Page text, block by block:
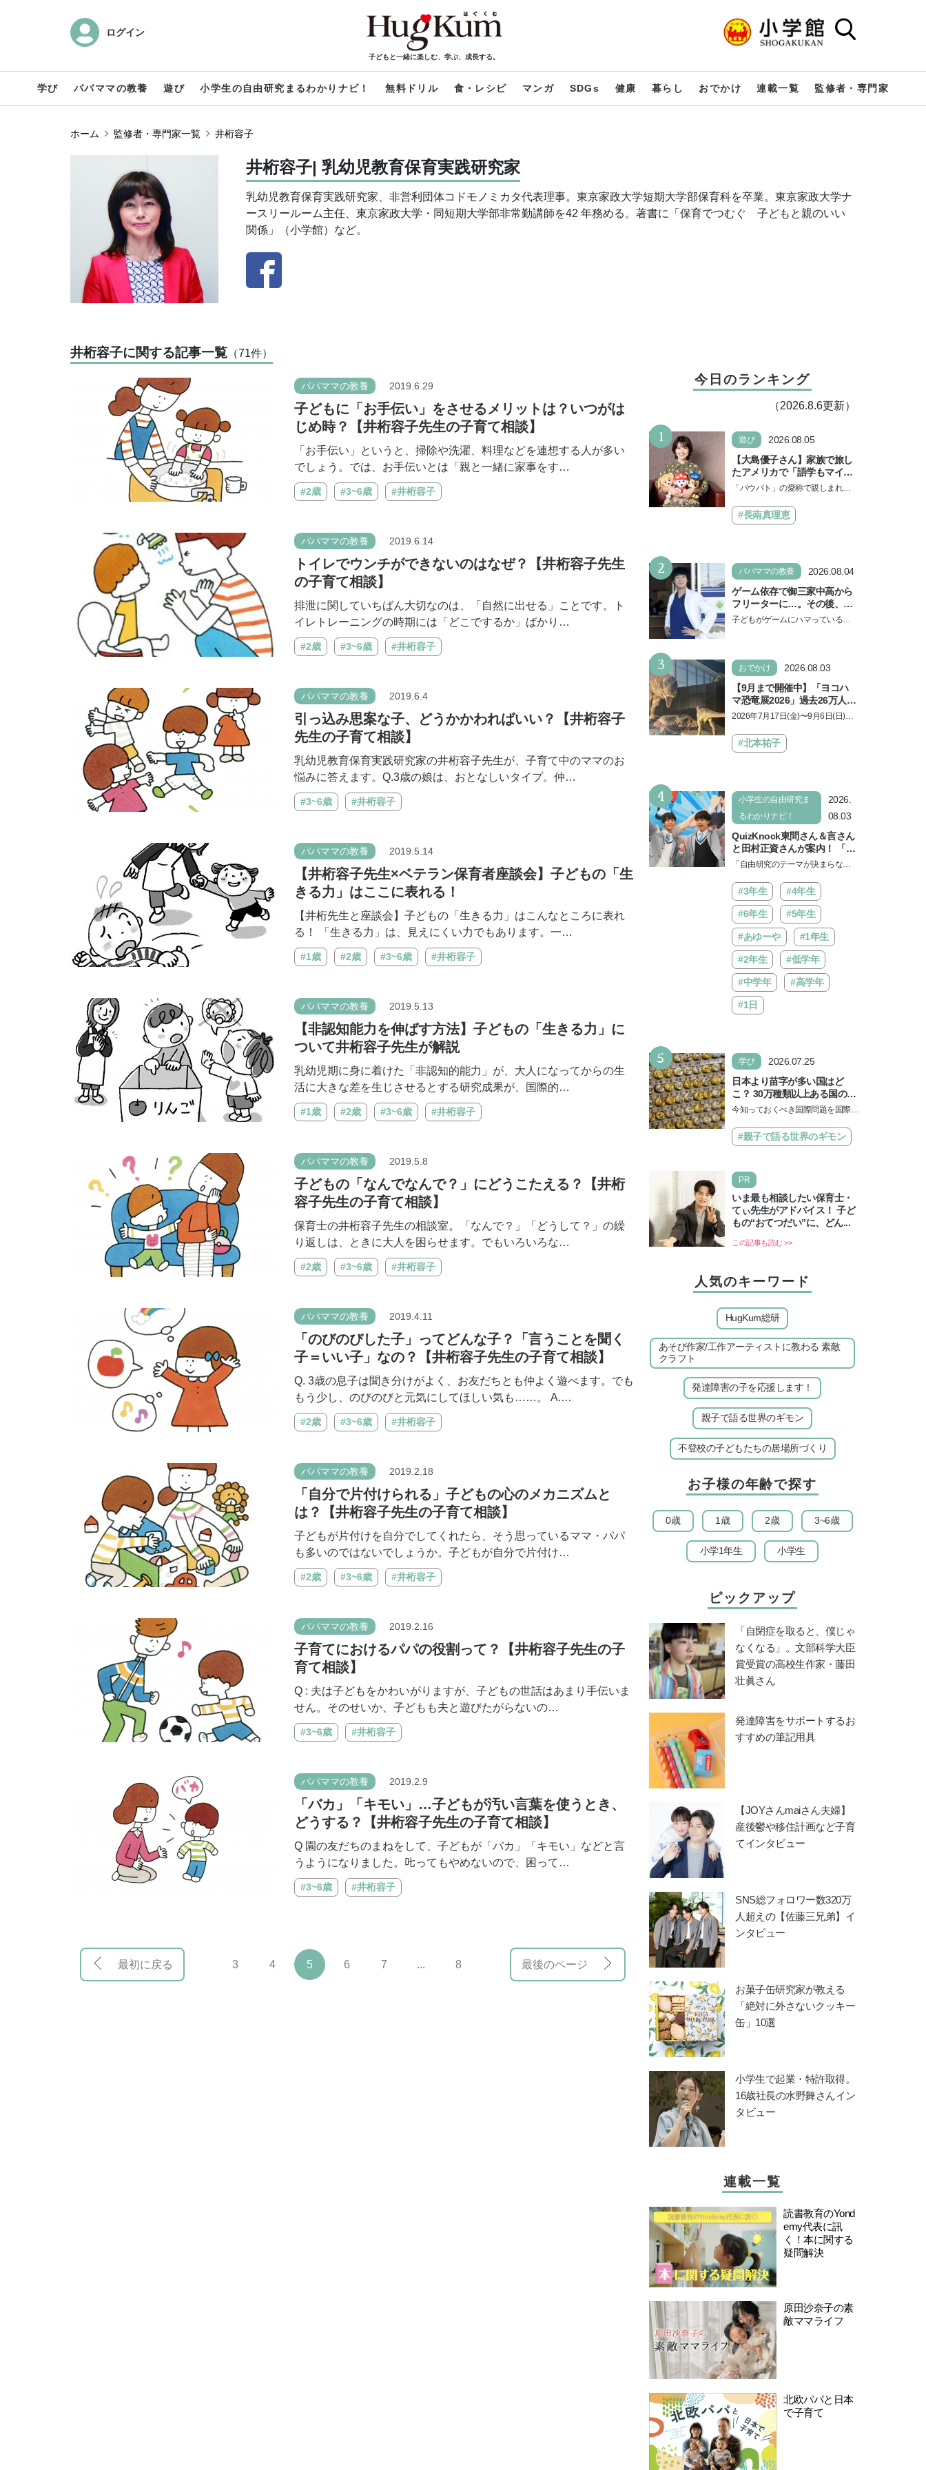
ログイン
子どもと一緒に楽しむ、学ぶ、成長する。
学び パパママの教養 遊び 小学生の自由研究まるわかりナビ！ 無料ドリル 食・レシピ マンガ SDGs 健康 暮らし おでかけ 連載一覧 監修者・専門家
ホーム 監修者・専門家一覧 井桁容子
井桁容子| 乳幼児教育保育実践研究家
乳幼児教育保育実践研究家、非営利団体コドモノミカタ代表理事。東京家政大学短期大学部保育科を卒業。東京家政大学ナ
ースリールーム主任、東京家政大学・同短期大学部非常勤講師を42 年務める。著書に「保育でつむぐ 子どもと親のいい
関係」（小学館）など。
井桁容子に関する記事一覧 （71件）
パパママの教養 2019.6.29
子どもに「お手伝い」をさせるメリットは？いつがは
じめ時？【井桁容子先生の子育て相談】
「お手伝い」というと、掃除や洗濯、料理などを連想する人が多い
でしょう。では、お手伝いとは「親と一緒に家事をす…
#2歳 #3~6歳 #井桁容子
パパママの教養 2019.6.14
トイレでウンチができないのはなぜ？【井桁容子先生
の子育て相談】
排泄に関していちばん大切なのは、「自然に出せる」ことです。ト
イレトレーニングの時期には「どこでするか」ばかり…
#2歳 #3~6歳 #井桁容子
パパママの教養 2019.6.4
引っ込み思案な子、どうかかわればいい？【井桁容子
先生の子育て相談】
乳幼児教育保育実践研究家の井桁容子先生が、子育て中のママのお
悩みに答えます。Q.3歳の娘は、おとなしいタイプ。仲…
#3~6歳 #井桁容子
パパママの教養 2019.5.14
【井桁容子先生×ベテラン保育者座談会】子どもの「生
きる力」はここに表れる！
【井桁先生と座談会】子どもの「生きる力」はこんなところに表れ
る！ 「生きる力」は、見えにくい力でもあります。一…
#1歳 #2歳 #3~6歳 #井桁容子
パパママの教養 2019.5.13
【非認知能力を伸ばす方法】子どもの「生きる力」に
ついて井桁容子先生が解説
乳幼児期に身に着けた「非認知的能力」が、大人になってからの生
活に大きな差を生じさせるとする研究成果が、国際的…
#1歳 #2歳 #3~6歳 #井桁容子
パパママの教養 2019.5.8
子どもの「なんでなんで？」にどうこたえる？【井桁
容子先生の子育て相談】
保育士の井桁容子先生の相談室。「なんで？」「どうして？」の繰
り返しは、ときに大人を困らせます。でもいろいろな…
#2歳 #3~6歳 #井桁容子
パパママの教養 2019.4.11
「のびのびした子」ってどんな子？「言うことを聞く
子＝いい子」なの？【井桁容子先生の子育て相談】
Q. 3歳の息子は聞き分けがよく、お友だちとも仲よく遊べます。でも
もう少し、のびのびと元気にしてほしい気も……。 A.…
#2歳 #3~6歳 #井桁容子
パパママの教養 2019.2.18
「自分で片付けられる」子どもの心のメカニズムと
は？【井桁容子先生の子育て相談】
子どもが片付けを自分でしてくれたら、そう思っているママ・パパ
も多いのではないでしょうか。子どもが自分で片付け…
#2歳 #3~6歳 #井桁容子
パパママの教養 2019.2.16
子育てにおけるパパの役割って？【井桁容子先生の子
育て相談】
Q : 夫は子どもをかわいがりますが、子どもの世話はあまり手伝いま
せん。そのせいか、子どもも夫と遊びたがらないの…
#3~6歳 #井桁容子
パパママの教養 2019.2.9
「バカ」「キモい」…子どもが汚い言葉を使うとき、
どうする？【井桁容子先生の子育て相談】
Q 園の友だちのまねをして、子どもが「バカ」「キモい」などと言
うようになりました。𠮟ってもやめないので、困って…
#3~6歳 #井桁容子
最初に戻る 3 4 5 6 7 ... 8 最後のページ
今日のランキング
（2026.8.6更新）
1 遊び
2026.08.05
【大島優子さん】家族で旅し
たアメリカで「語学もマイン
ドも！ 子どもの成長はすごか
『パウ・パトロール ザ・ダイ
ノ・ムービー』ではあきらめ
「パウパト」の愛称で親しまれる
の劇場版シリーズ第3弾、映画『パ
ウ・パトロール ザ…
#長南真理恵
2 パパママの教養
2026.08.04
ゲーム依存で御三家中高から
フリーターに…。その後、医
学部へ逆転合格した現役医師
子どもがゲームにハマっている
3 おでかけ
2026.08.03
【9月まで開催中】「ヨコハ
マ恐竜展2026」過去26万人を
動員した恐竜展が9年ぶりに
しむポイントを完全ガイド
2026年7月17日(金)〜9月6日(日)、
「ヨコハマ恐竜展2026〜恐竜の食
卓大図鑑〜」が開催…
#北本祐子
4
小学生の自由研究ま
るわかりナビ！
2026.
08.03
QuizKnock東問さん＆言さん
と田村正資さんが案内！ 「よ
みうりランド」で遊びながら
ントが開催
「自由研究のテーマが決まらな
ントをくれるイベントが、よみう
りランド「グッジョバ!!…
#3年生 #4年生
#6年生 #5年生
#あゆーや #1年生
#2年生 #低学年
#中学年 #高学年
#1日
5 学び
2026.07.25
日本より苗字が多い国はど
こ？ 30万種類以上ある国の理
由とは【親子で語る国際問
今知っておくべき国際問題を国際政
る「親子で語る国際問題」。今回
は、苗字の種類…
#親子で語る世界のギモン
PR
いま最も相談したい保育士・
てぃ先生がアドバイス！ 子ど
もの“おてつだい”に、どん...
この記事も読む >>
人気のキーワード
HugKum総研
あそび作家/工作アーティストに教わる 素敵
クラフト
発達障害の子を応援します！
親子で語る世界のギモン
不登校の子どもたちの居場所づくり
お子様の年齢で探す
0歳 1歳 2歳 3~6歳
小学1年生 小学生
ピックアップ
「自閉症を取ると、僕じゃ
なくなる」。文部科学大臣
賞受賞の高校生作家・藤田
壮眞さん
発達障害をサポートするお
すすめの筆記用具
【JOYさんmaiさん夫婦】
産後鬱や移住計画など子育
てインタビュー
SNS総フォロワー数320万
人超えの【佐藤三兄弟】イ
ンタビュー
お菓子缶研究家が教える
「絶対に外さないクッキー
缶」10選
小学生で起業・特許取得。
16歳社長の水野舞さんイン
タビュー
連載一覧
読書教育のYond
emy代表に訊
く！本に関する
疑問解決
原田沙奈子の素
敵ママライフ
北欧パパと日本
で子育て